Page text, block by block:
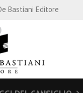
Bastiani Editore